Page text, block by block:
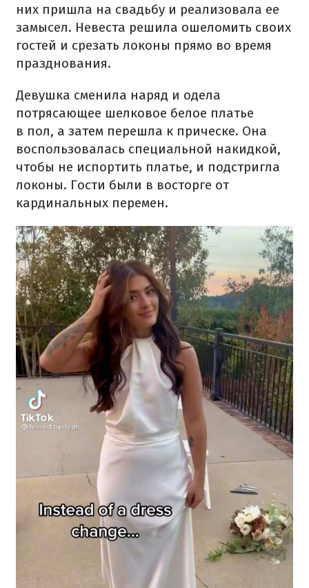
них пришла на свадьбу и реализовала ее
замысел. Невеста решила ошеломить своих
гостей и срезать локоны прямо во время
празднования.
Девушка сменила наряд и одела
потрясающее шелковое белое платье
в пол, а затем перешла к прическе. Она
воспользовалась специальной накидкой,
чтобы не испортить платье, и подстригла
локоны. Гости были в восторге от
кардинальных перемен.